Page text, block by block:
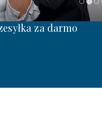
za darmo